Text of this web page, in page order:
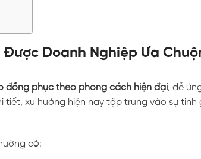
Doanh Nghiệp Ưa
đồng phục theo phong cách hiện đại, dễ
tiết, xu hướng hiện nay tập trung vào sự tinh
có: